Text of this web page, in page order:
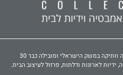
חברת אבנר‘ס קולקשיין בע״מ הינה חברה וותיקה במשק הישראלי ומובילה כבר 30
ידיות לארונות ודלתות, פרזול לעיצוב הבית.